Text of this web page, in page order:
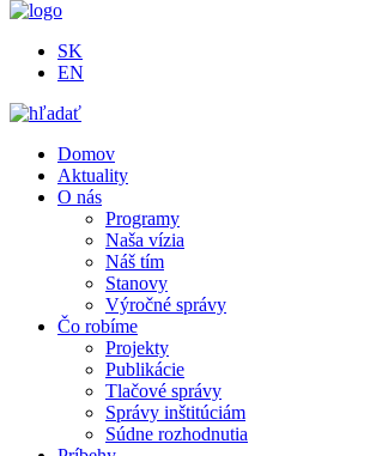
SK
EN
Domov
Aktuality
O nás
Programy
Naša vízia
Náš tím
Stanovy
Výročné správy
Čo robíme
Projekty
Publikácie
Tlačové správy
Správy inštitúciám
Súdne rozhodnutia